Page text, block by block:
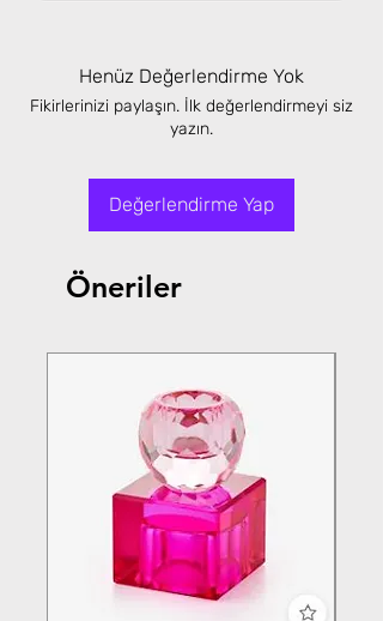
Henüz Değerlendirme Yok
Fikirlerinizi paylaşın. İlk değerlendirmeyi siz
yazın.
Değerlendirme Yap
Öneriler